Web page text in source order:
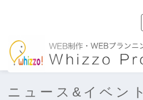
ニュース&イベント